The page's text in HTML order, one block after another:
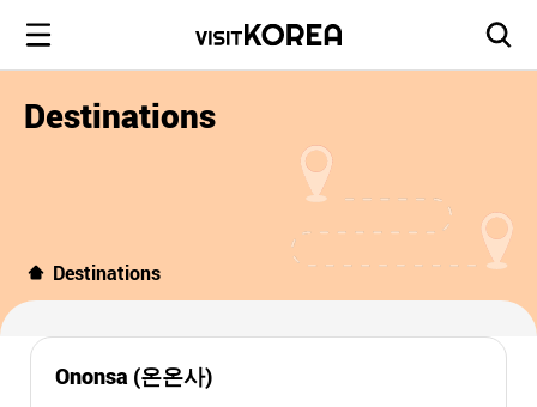
Destinations
Destinations
Ononsa (온온사)